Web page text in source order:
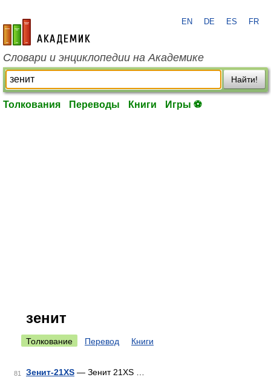
academic.ru
EN DE ES FR
Словари и энциклопедии на Академике
Найти!
Толкования Переводы Книги Игры ⚽
зенит
Толкование Перевод Книги
81 Зенит-21XS — Зенит 21XS …